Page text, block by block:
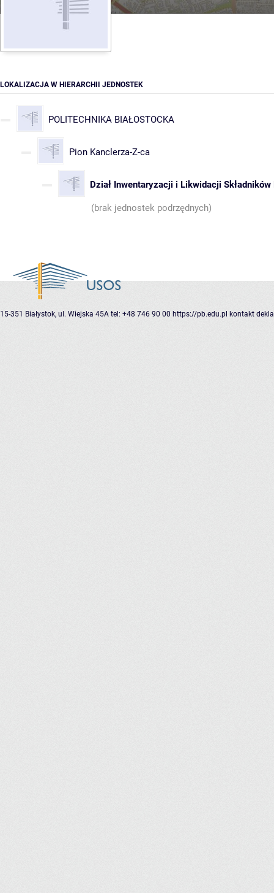
LOKALIZACJA W HIERARCHII JEDNOSTEK
POLITECHNIKA BIAŁOSTOCKA
Pion Kanclerza-Z-ca
Dział Inwentaryzacji i Likwidacji
(brak jednostek podrzędnych)
15-351 Białystok, ul. Wiejska 45A tel: +48 746 90 00 https://pb.edu.pl kontakt